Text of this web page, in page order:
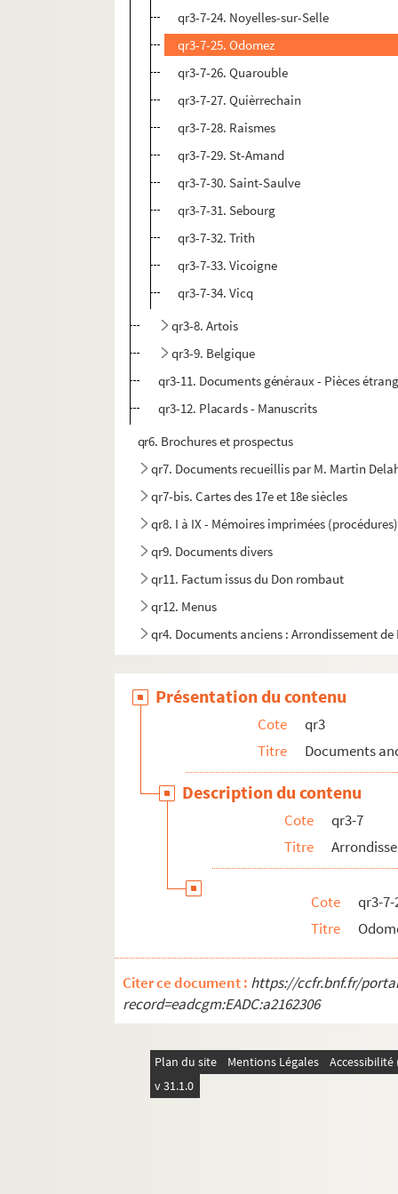
qr3-7-24. Noyelles-sur-Selle
qr3-7-25. Odomez
qr3-7-26. Quarouble
qr3-7-27. Quièrrechain
qr3-7-28. Raismes
qr3-7-29. St-Amand
qr3-7-30. Saint-Saulve
qr3-7-31. Sebourg
qr3-7-32. Trith
qr3-7-33. Vicoigne
qr3-7-34. Vicq
qr3-8. Artois
qr3-9. Belgique
qr3-11. Documents généraux - Pièces
qr3-12. Placards - Manuscrits
qr6. Brochures et prospectus
qr7. Documents recueillis par M. Martin
qr7-bis. Cartes des 17e et 18e siècles
qr8. I à IX - Mémoires imprimées
qr9. Documents divers
qr11. Factum issus du Don rombaut
qr12. Menus
qr4. Documents anciens : Arrondissement de
qr13. Documents Quarré-Reybourbon
qr14. Ouvrages de Quarré-Reybourbon
c64-3. Carton 64-3 : Lithographies de
pf65. Portefeuille 65 : Pièces concernant la
pf66-1. Portefeuille 66-1 : Gravures et
pf66-2. Portefeuille 66 -2 : Photographies
pf66bis. Portefeuille 66 bis : Plans
pf67. Portefeuille 67 : Plans de propriétés
pf68. Portefeuille 68 : Documents relatifs
pf70. Portefeuille 70 : Plans de la ville de
pf80. Portefeuille 80 : Réclames
pf81. Portefeuillet 81 : Affiches, imprimés
pf82. Portefeuille 82 : ohotographies et
pf83. Portefeuille 83 : Pièces concernant le
pf85. Portefeuille 85 : Impressions lilloises,
pf86. Portefeuille 86 : Impressions,
Présentation du contenu
Cote
qr3
Titre
Documents
Description du contenu
Cote
qr3-7
Titre
Cote
qr3-7-
Titre
Citer ce document : https://ccfr.bnf.fr/
record=eadcgm:EADC:a2162306
Plan du site Mentions Légales
v 31.1.0